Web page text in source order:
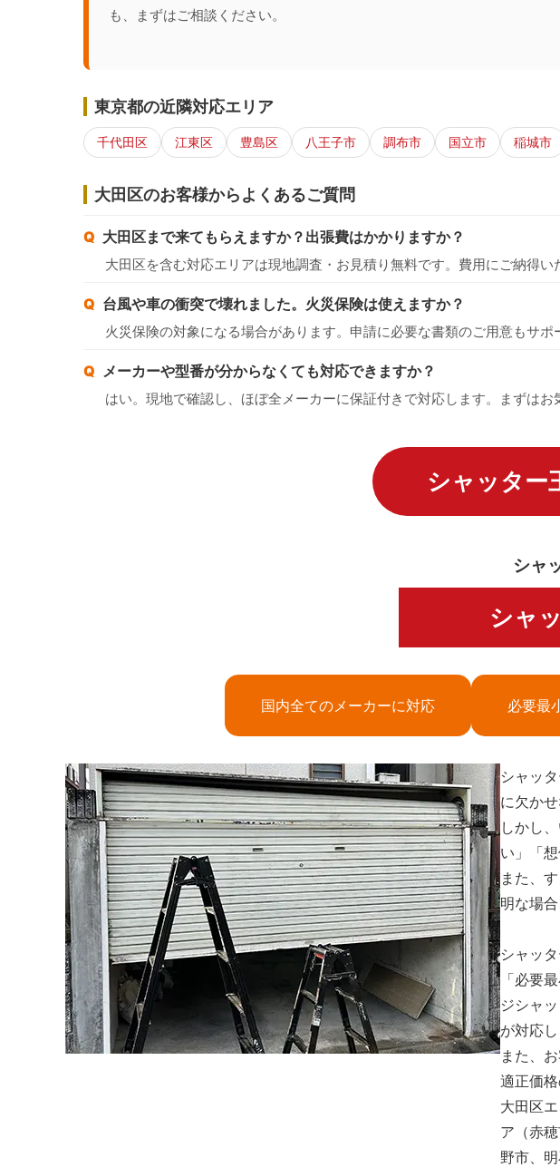
も、まずはご相談ください。
東京都の近隣対応エリア
千代田区 江東区 豊島区 八王子市 調布市 国立市 稲城市
大田区のお客様からよくあるご質問
大田区まで来てもらえますか？出張費はかかりますか？
大田区を含む対応エリアは現地調査・お見積り無料です。費用にご納得
台風や車の衝突で壊れました。火災保険は使えますか？
火災保険の対象になる場合があります。申請に必要な書類のご用意もサ
メーカーや型番が分からなくても対応できますか？
はい。現地で確認し、ほぼ全メーカーに保証付きで対応します。まずはお
シャッター
シャ
シャ
国内全てのメーカーに対応 必要最
シャッ
に欠か
しかし
い」「
また、
明な場
シャッ
「必要
ジシャ
が対応し
また、
適正価
大田区
ア（赤
野市、